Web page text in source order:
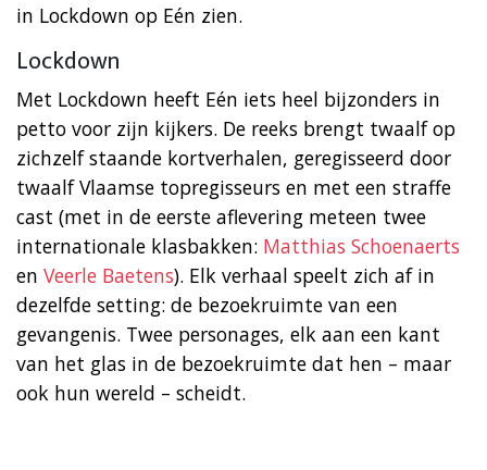
in Lockdown op Eén zien.
Lockdown
Met Lockdown heeft Eén iets heel bijzonders in
petto voor zijn kijkers. De reeks brengt twaalf op
zichzelf staande kortverhalen, geregisseerd door
twaalf Vlaamse topregisseurs en met een straffe
cast (met in de eerste aflevering meteen twee
internationale klasbakken: Matthias Schoenaerts
en Veerle Baetens). Elk verhaal speelt zich af in
dezelfde setting: de bezoekruimte van een
gevangenis. Twee personages, elk aan een kant
van het glas in de bezoekruimte dat hen – maar
ook hun wereld – scheidt.